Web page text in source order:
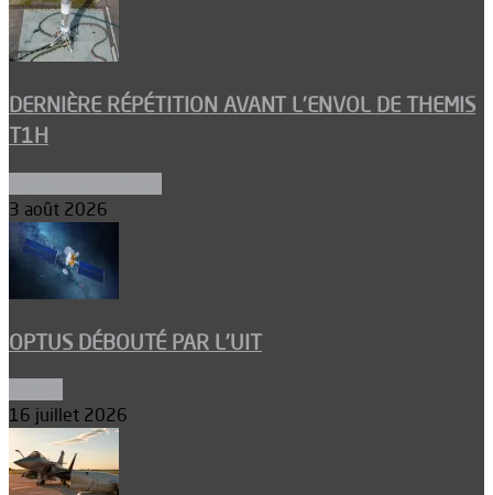
DERNIÈRE RÉPÉTITION AVANT L’ENVOL DE THEMIS
T1H
3 août 2026
OPTUS DÉBOUTÉ PAR L’UIT
16 juillet 2026